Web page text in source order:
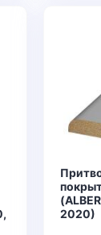
2020)